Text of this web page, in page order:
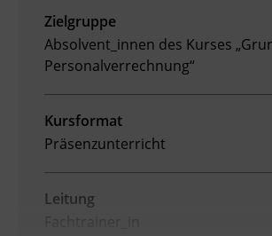
Ingenieurzertifizierung
Deutsch und Integration
Akademisches Studienzentrum
Digitales Lernen
BFI Reutte
BFI Schwaz
Zielgruppe
Absolvent_innen des Kurses
Personalverrechnung“
Kursformat
Präsenzunterricht
Leitung
Fachtrainer_in